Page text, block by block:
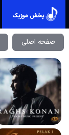
پخش موزیک
صفحه اصلی